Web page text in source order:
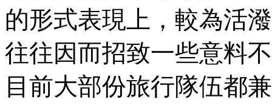
的形式表現上，較為活
往往因而招致一些意料
目前大部份旅行隊伍都